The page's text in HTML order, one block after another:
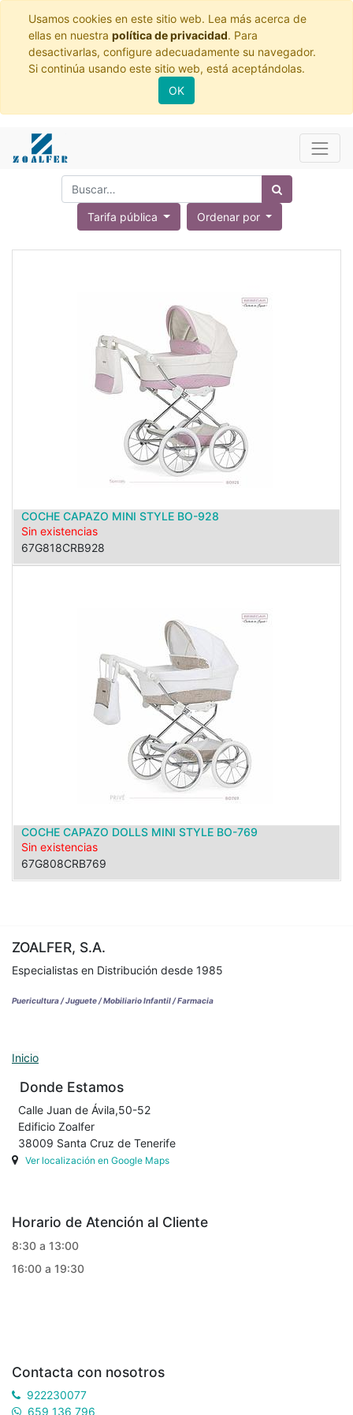
Usamos cookies en este sitio web. Lea más acerca de
ellas en nuestra política de privacidad. Para
desactivarlas, configure adecuadamente su navegador.
Si continúa usando este sitio web, está aceptándolas.
OK
Tarifa pública Ordenar por
COCHE CAPAZO MINI STYLE BO-928
Sin existencias
67G818CRB928
COCHE CAPAZO DOLLS MINI STYLE BO-769
Sin existencias
67G808CRB769
ZOALFER, S.A.
Especialistas en Distribución desde 1985
Puericultura / Juguete / Mobiliario Infantil / Farmacia
Inicio
Donde Estamos
Calle Juan de Ávila,50-52
Edificio Zoalfer
38009 Santa Cruz de Tenerife
Ver localización en Google Maps
Horario de Atención al Cliente
8:30 a 13:00
16:00 a 19:30
Contacta con nosotros
922230077
659 136 796